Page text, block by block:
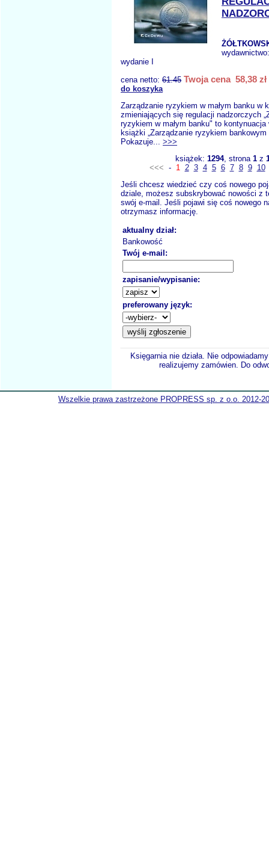
wydanie I
cena netto: 61.45 Twoja cena 58,38 zł
do koszyka
Zarządzanie ryzykiem w małym banku w
zmieniających się regulacji nadzorczych
ryzykiem w małym banku" to
książki „Zarządzanie ryzykiem
Pokazuje... >>>
książek: 1294, strona 1z
<<< - 1 2 3 4 5 6 7 8 9
10
Jeśli chcesz wiedzieć czy coś nowego
dziale, możesz subskrybować nowości z
swój e-mail. Jeśli pojawi się coś nowego
otrzymasz informację.
aktualny dział:
Bankowość
Twój e-mail:
zapisanie/wypisanie:
preferowany język:
Księgarnia nie działa. Nie
realizujemy zamówien. Do
Wszelkie prawa zastrzeżone PROPRESS sp. z o.o. 2012-